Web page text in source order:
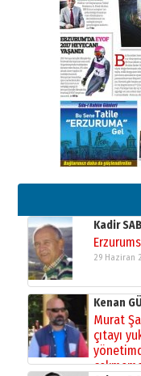
Ahmed
26 Mart
Cem
Ardında
gönül
13 Mayıs
Esat
Başkan
bir
02 Ağustos
Kadir
29 Haziran
Kenan
Murat
çıtayı